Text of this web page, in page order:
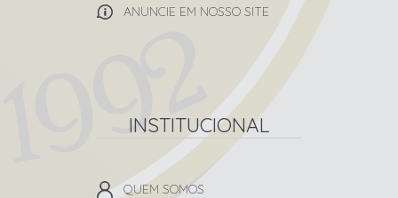
ANUNCIE EM NOSSO SITE
INSTITUCIONAL
QUEM SOMOS